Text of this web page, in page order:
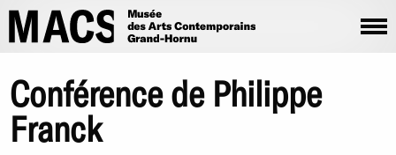
Skip to main content
Conférence de Philippe
Franck